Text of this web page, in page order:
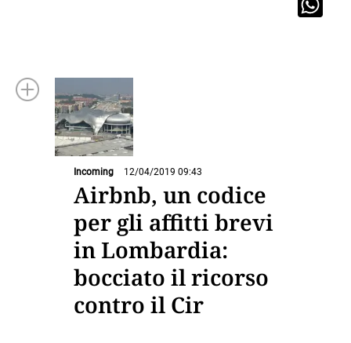
Incoming 12/04/2019 09:43
Airbnb, un codice
per gli affitti brevi
in Lombardia:
bocciato il ricorso
contro il Cir